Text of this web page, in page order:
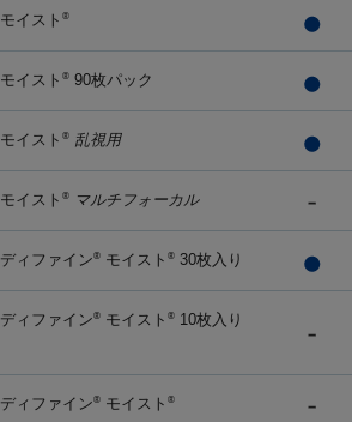
モイスト ®
モイスト ® 90枚パック
モイスト ® 乱視用
モイスト ® マルチフォーカル
ディファイン® モイスト ® 30枚入り
ディファイン® モイスト ® 10枚入り
ディファイン® モイスト ®